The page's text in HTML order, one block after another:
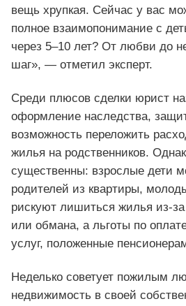
вещь хрупкая. Сейчас у вас
полное взаимопонимание с
через 5–10 лет? От любви до
шаг», — отметил эксперт.
Среди плюсов сделки юрист
оформление наследства,
возможность переложить
жилья на родственников.
существенны: взрослые дети
родителей из квартиры,
рискуют лишиться жилья из-
или обмана, а льготы по
услуг, положенные
Неделько советует пожилым
недвижимость в своей